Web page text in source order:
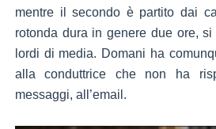
mentre il secondo è partito dai
rotonda dura in genere due ore,
lordi di media. Domani ha
alla conduttrice che non ha
messaggi, all’email.